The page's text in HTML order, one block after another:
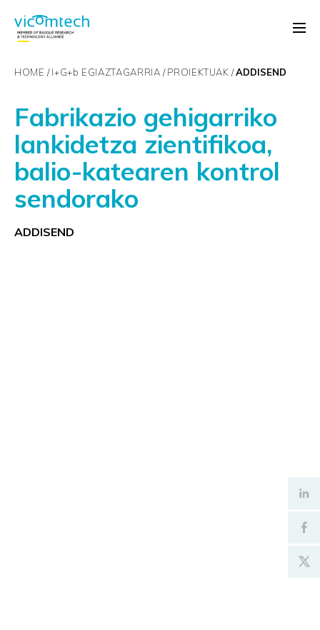
HOME I+G+b EGIAZTAGARRIA PROIEKTUAK ADDISEND
Fabrikazio gehigarriko
lankidetza zientifikoa,
balio-katearen kontrol
sendorako
ADDISEND